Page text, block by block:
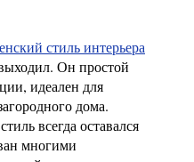
стиль интерьера
Он простой
идеален для
дома.
всегда оставался
многими